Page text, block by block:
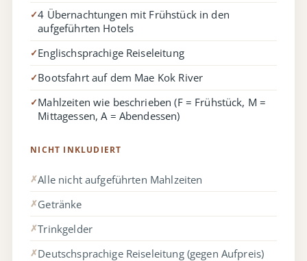
✓4 Übernachtungen mit Frühstück in den
aufgeführten Hotels
✓Englischsprachige Reiseleitung
✓Bootsfahrt auf dem Mae Kok River
✓Mahlzeiten wie beschrieben (F = Frühstück, M =
Mittagessen, A = Abendessen)
NICHT INKLUDIERT
✗Alle nicht aufgeführten Mahlzeiten
✗Getränke
✗Trinkgelder
✗Deutschsprachige Reiseleitung (gegen Aufpreis)